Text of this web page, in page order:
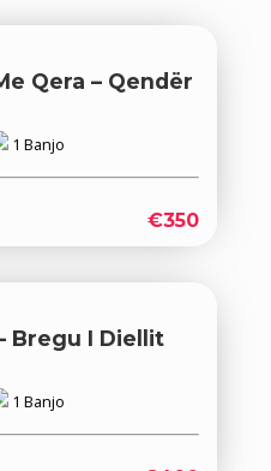
Qera – Qendër
1 Banjo
€350
Bregu I Diellit
1 Banjo